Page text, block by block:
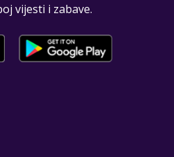
vijesti i zabave.